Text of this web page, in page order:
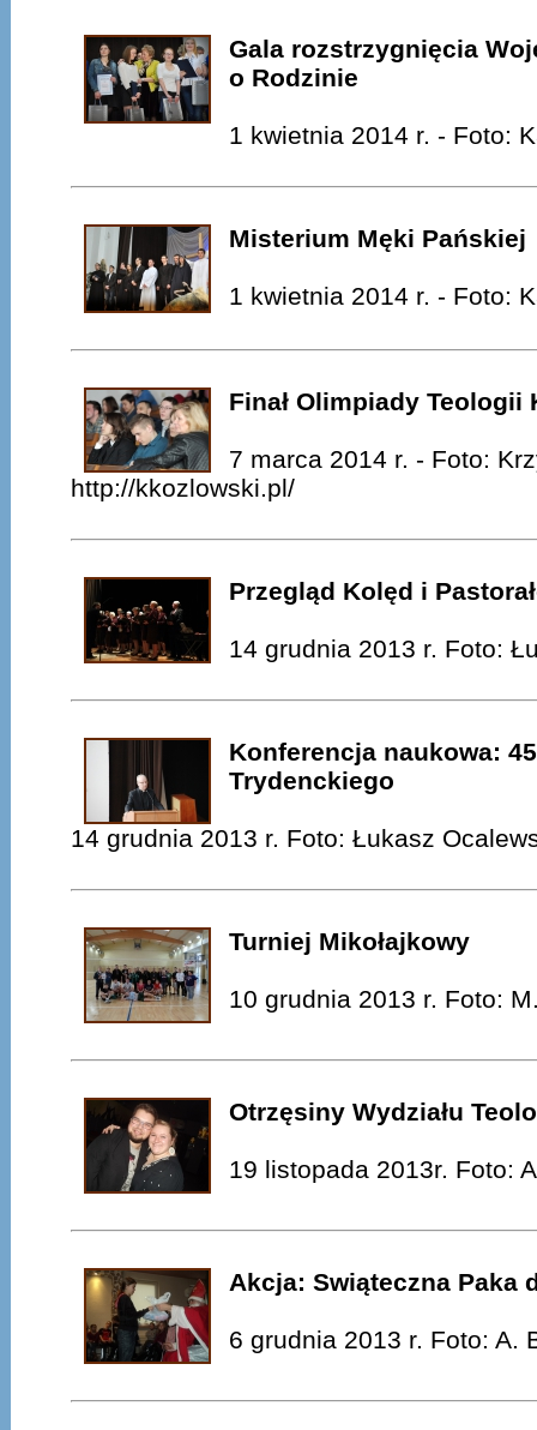
Gala rozstrzygnięcia
o Rodzinie
1 kwietnia 2014 r. - Foto:
Misterium Męki Pańskiej
1 kwietnia 2014 r. - Foto:
Finał Olimpiady Teologii
7 marca 2014 r. - Foto:
http://kkozlowski.pl/
Przegląd Kolęd i
14 grudnia 2013 r. Foto:
Konferencja naukowa:
Trydenckiego
14 grudnia 2013 r. Foto: Łukasz
Turniej Mikołajkowy
10 grudnia 2013 r. Foto:
Otrzęsiny Wydziału
19 listopada 2013r. Foto:
Akcja: Swiąteczna Paka
6 grudnia 2013 r. Foto: A.